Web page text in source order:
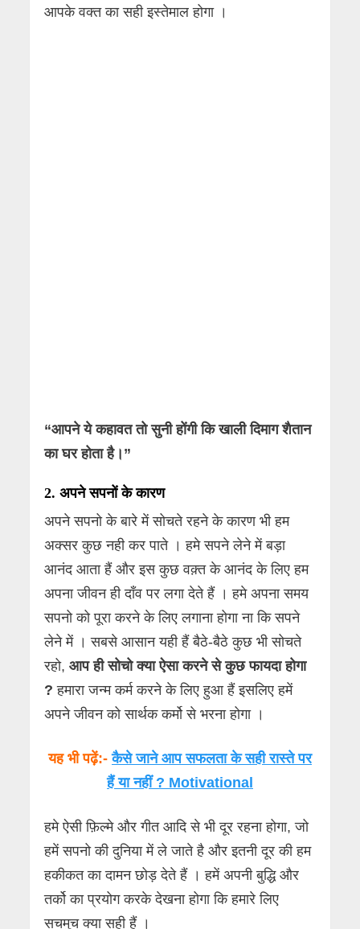
आपके वक्त का सही इस्तेमाल होगा ।
“आपने ये कहावत तो सुनी होंगी कि खाली दिमाग शैतान
का घर होता है।”
2.अपने सपनों के कारण
अपने सपनो के बारे में सोचते रहने के कारण भी हम
अक्सर कुछ नही कर पाते । हमे सपने लेने में बड़ा
आनंद आता हैं और इस कुछ वक़्त के आनंद के लिए हम
अपना जीवन ही दाँव पर लगा देते हैं । हमे अपना समय
सपनो को पूरा करने के लिए लगाना होगा ना कि सपने
लेने में । सबसे आसान यही हैं बैठे-बैठे कुछ भी सोचते
रहो,आप ही सोचो क्या ऐसा करने से कुछ फायदा होगा
? हमारा जन्म कर्म करने के लिए हुआ हैं इसलिए हमें
अपने जीवन को सार्थक कर्मो से भरना होगा ।
यह भी पढ़ें:-कैसे जाने आप सफलता के सही रास्ते पर
हैं या नहीं ? Motivational
हमे ऐसी फ़िल्मे और गीत आदि से भी दूर रहना होगा, जो
हमें सपनो की दुनिया में ले जाते है और इतनी दूर की हम
हकीकत का दामन छोड़ देते हैं । हमें अपनी बुद्धि और
तर्को का प्रयोग करके देखना होगा कि हमारे लिए
सचमुच क्या सही हैं ।